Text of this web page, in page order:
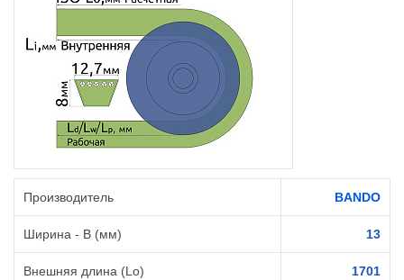
Производитель BANDO
Ширина - B (мм) 13
Внешняя длина (Lo) 1701